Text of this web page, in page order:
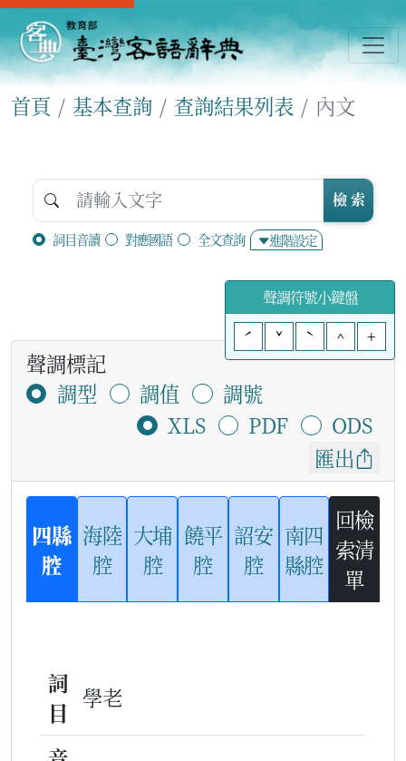
首頁 基本查詢 查詢結果列表 內文
詞目音讀 對應國語 全文查詢 進階設定
檢 索
聲調符號小鍵盤
ˊ
ˇ ˋ ^ +
聲調標記
調型
調值
調號
XLS
PDF
ODS
匯出
四縣
腔
海陸
腔
大埔
腔
饒平
腔
詔安
腔
南四
縣腔
回檢
索清
單
詞
目
學老